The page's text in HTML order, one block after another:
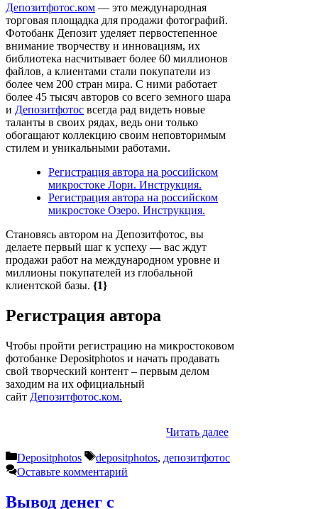
Депозитфотос.ком — это международная
торговая площадка для продажи фотографий.
Фотобанк Депозит уделяет первостепенное
внимание творчеству и инновациям, их
библиотека насчитывает более 60 миллионов
файлов, а клиентами стали покупатели из
более чем 200 стран мира. С ними работает
более 45 тысяч авторов со всего земного шара
и Депозитфотос всегда рад видеть новые
таланты в своих рядах, ведь они только
обогащают коллекцию своим неповторимым
стилем и уникальными работами.
Регистрация автора на российском
микростоке Лори. Инструкция.
Регистрация автора на российском
микростоке Озеро. Инструкция.
Становясь автором на Депозитфотос, вы
делаете первый шаг к успеху — вас ждут
продажи работ на международном уровне и
миллионы покупателей из глобальной
клиентской базы. {1}
Регистрация автора
Чтобы пройти регистрацию на микростоковом
фотобанке Depositphotos и начать продавать
свой творческий контент – первым делом
заходим на их официальный
сайт Депозитфотос.ком.
Читать далее
Рубрики
Depositphotos Метки
depositphotos, депозитфотос
Оставьте комментарий
Вывод денег с